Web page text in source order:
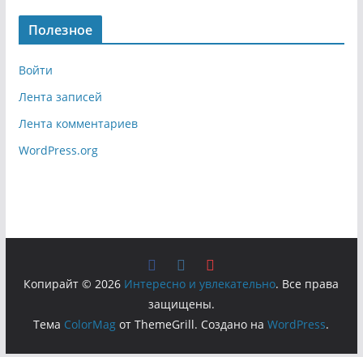
Полезное
Войти
Лента записей
Лента комментариев
WordPress.org
Копирайт © 2026 Интересно и увлекательно. Все права
защищены.
Тема ColorMag от ThemeGrill. Создано наWordPress.